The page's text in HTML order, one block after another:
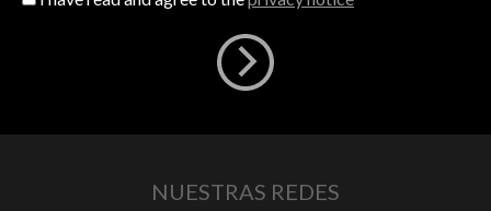
NUESTRAS REDES